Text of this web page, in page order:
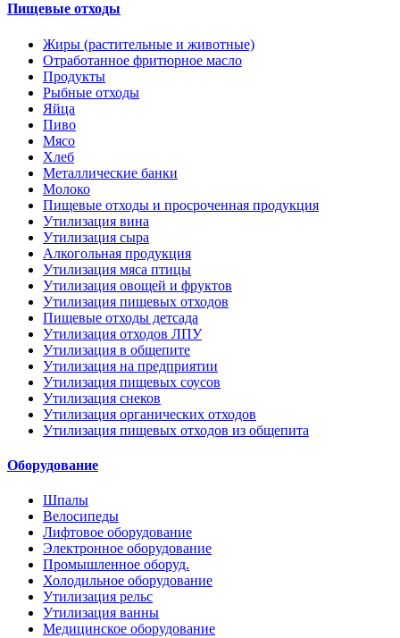
Пищевые отходы
Жиры (растительные и животные)
Отработанное фритюрное масло
Продукты
Рыбные отходы
Яйца
Пиво
Мясо
Хлеб
Металлические банки
Молоко
Пищевые отходы и просроченная продукция
Утилизация вина
Утилизация сыра
Алкогольная продукция
Утилизация мяса птицы
Утилизация овощей и фруктов
Утилизация пищевых отходов
Пищевые отходы детсада
Утилизация отходов ЛПУ
Утилизация в общепите
Утилизация на предприятии
Утилизация пищевых соусов
Утилизация снеков
Утилизация органических отходов
Утилизация пищевых отходов из общепита
Оборудование
Шпалы
Велосипеды
Лифтовое оборудование
Электронное оборудование
Промышленное оборуд.
Холодильное оборудование
Утилизация рельс
Утилизация ванны
Медицинское оборудование